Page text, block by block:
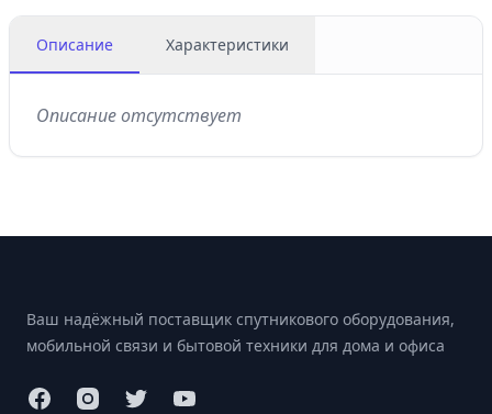
Описание Характеристики
Описание отсутствует
Ваш надёжный поставщик спутникового оборудования,
мобильной связи и бытовой техники для дома и офиса